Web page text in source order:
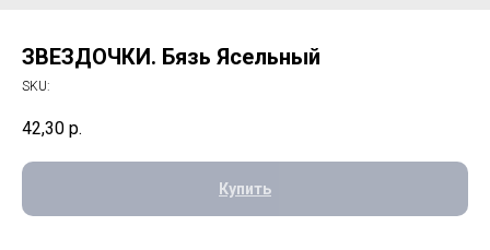
ЗВЕЗДОЧКИ. Бязь Ясельный
SKU:
42,30 р.
Купить